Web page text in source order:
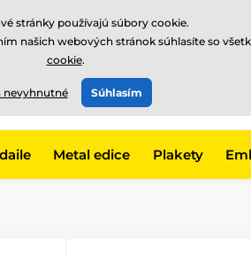
EUR
+421220255160
Metal edice Plakety
stránky používajú súbory cookie.
našich webových stránok súhlasíte so
cookie.
nevyhnutné Súhlasím